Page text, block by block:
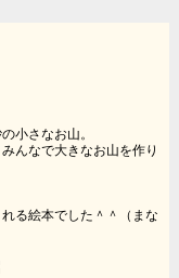
小さなお山。
んなで大きなお山を作り
る絵本でした＾＾（まな